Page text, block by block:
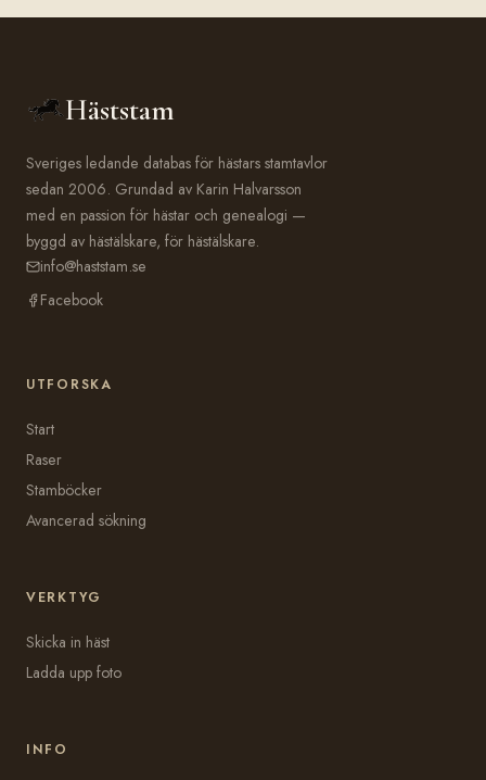
Häststam
Sveriges ledande databas för hästars stamtavlor
sedan 2006. Grundad av Karin Halvarsson
med en passion för hästar och genealogi —
byggd av hästälskare, för hästälskare.
info@haststam.se
Facebook
UTFORSKA
Start
Raser
Stamböcker
Avancerad sökning
VERKTYG
Skicka in häst
Ladda upp foto
INFO